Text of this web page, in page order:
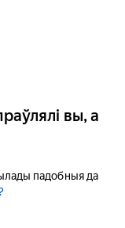
вы, а
падобныя да